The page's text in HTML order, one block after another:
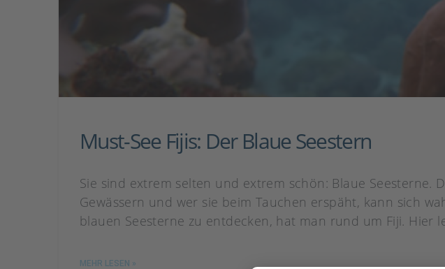
Must-See Fijis: Der Blaue Seestern
Sie sind extrem selten und extrem schön: Blaue
Gewässern und wer sie beim Tauchen erspäht, kann sich
blauen Seesterne zu entdecken, hat man rund um Fiji. Hier
MEHR LESEN »